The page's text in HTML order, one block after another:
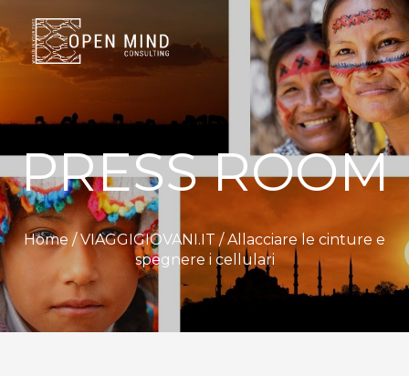
PRESS ROOM
Home /VIAGGIGIOVANI.IT / Allacciare le cinture e
spegnere i cellulari